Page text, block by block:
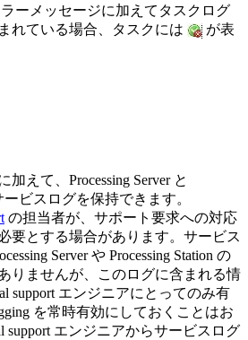
ーメッセージに加えてタスクログ
れている場合、タスクには
が表
えて、Processing Server と
ービスログを保持できます。
の担当者が、サポート要求への対応
要とする場合があります。サービス
Server や Processing Station の
りませんが、このログに含まれる情
support エンジニアにとってのみ有
を常時有効にしておくことはお
support エンジニアからサービスログ